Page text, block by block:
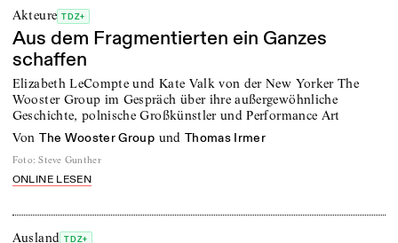
Akteure TDZ+
Aus dem Fragmentierten ein Ganzes
schaffen
Elizabeth LeCompte und Kate Valk von der New Yorker The
Wooster Group im Gespräch über ihre außergewöhnliche
Geschichte, polnische Großkünstler und Performance Art
von The Wooster Group und Thomas Irmer
Foto: Steve Gunther
ONLINE LESEN
Ausland TDZ+